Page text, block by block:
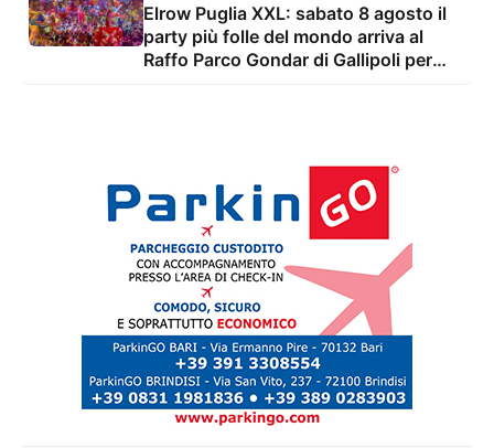
Elrow Puglia XXL: sabato 8 agosto il
party più folle del mondo arriva al
Raffo Parco Gondar di Gallipoli per